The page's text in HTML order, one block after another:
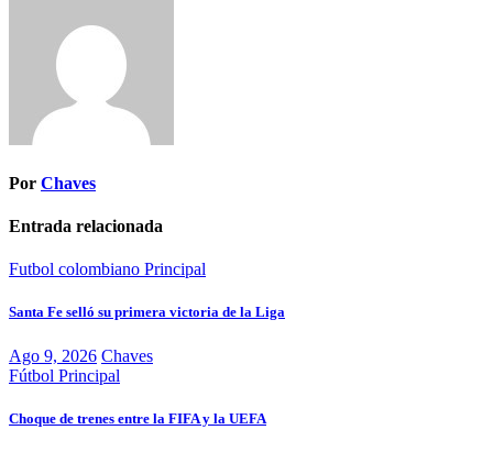
Por Chaves
Entrada relacionada
Futbol colombiano Principal
Santa Fe selló su primera victoria de la Liga
Ago 9, 2026 Chaves
Fútbol Principal
Choque de trenes entre la FIFA y la UEFA